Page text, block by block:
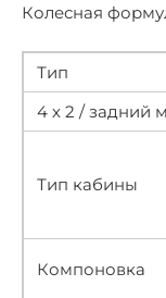
Колесная
Тип
4 х 2 / задний
Тип кабины
Компоновка